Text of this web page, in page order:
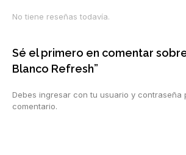
No tiene reseñas todavía.
Sé el primero en comentar
Blanco Refresh”
Debes ingresar con tu usuario y contraseña
comentario.